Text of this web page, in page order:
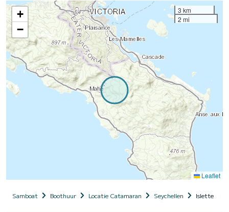
+
−
3 km
2 mi
Leaflet
Samboat Boothuur Locatie Catamaran Seychellen Islette